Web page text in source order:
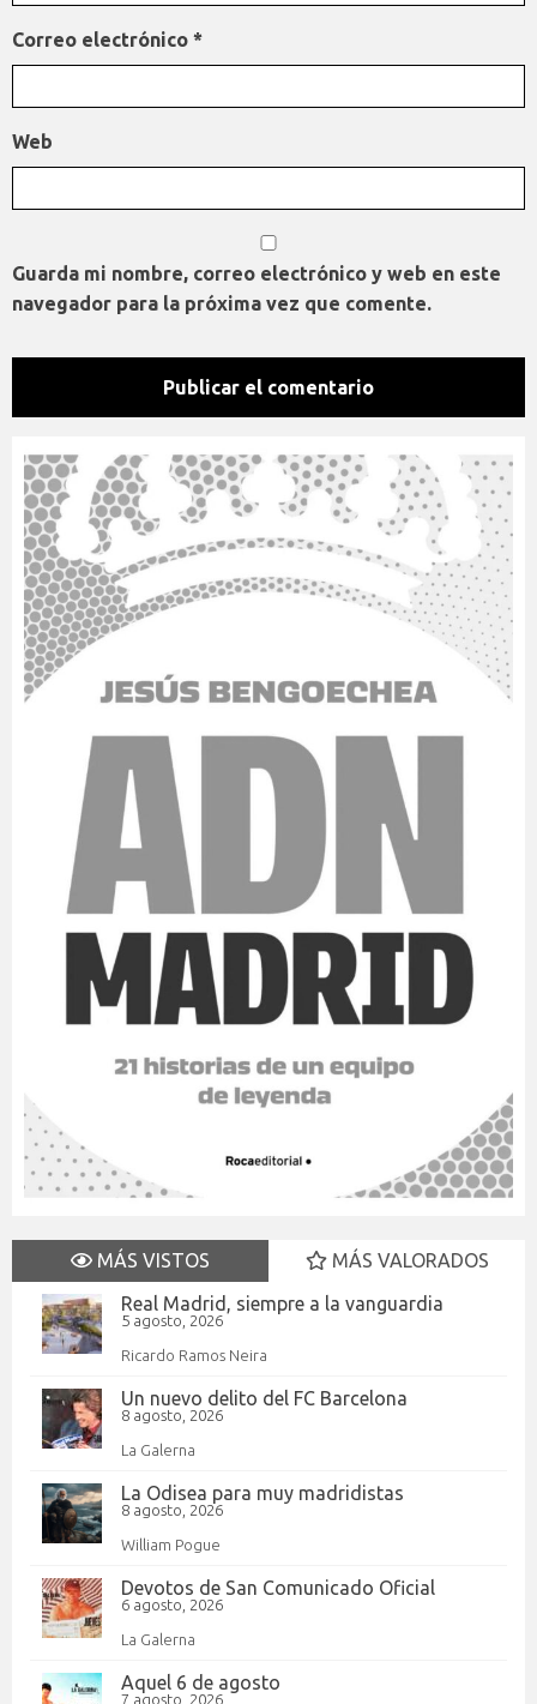
Correo electrónico *
Web
Guarda mi nombre, correo electrónico y web en este
navegador para la próxima vez que comente.
MÁS VISTOS
MÁS VALORADOS
Real Madrid, siempre a la vanguardia
5 agosto, 2026
Ricardo Ramos Neira
Un nuevo delito del FC Barcelona
8 agosto, 2026
La Galerna
La Odisea para muy madridistas
8 agosto, 2026
William Pogue
Devotos de San Comunicado Oficial
6 agosto, 2026
La Galerna
Aquel 6 de agosto
7 agosto, 2026